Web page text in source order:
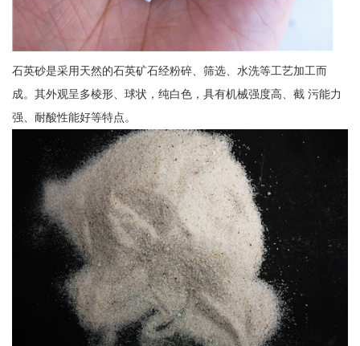
石英砂是采用天然的石英矿石经粉碎、筛选、水洗等工艺加工而
成。其外观呈多棱形、球状，纯白色，具有机械强度高、截 污能力
强、耐酸性能好等特点。